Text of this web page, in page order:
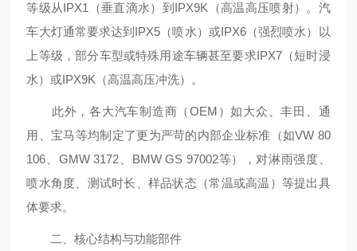
等级从IPX1（垂直滴水）到IPX9K（高温高压喷射）。汽
车大灯通常要求达到IPX5（喷水）或IPX6（强烈喷水）以
上等级，部分车型或特殊用途车辆甚至要求IPX7（短时浸
水）或IPX9K（高温高压冲洗）。
此外，各大汽车制造商（OEM）如大众、丰田、通
用、宝马等均制定了更为严苛的内部企业标准（如VW 80
106、GMW 3172、BMW GS 97002等），对淋雨强度、
喷水角度、测试时长、样品状态（常温或高温）等提出具
体要求。
二、核心结构与功能部件